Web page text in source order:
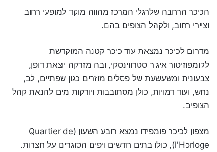
הכיכר הרחבה שלרגלי המרכז מהווה מוקד למופעי רחוב
וציירי רחוב, ולקהל הצופים בהם.
מדרום לכיכר נמצאת עוד כיכר קטנה המוקדשת
לקומפוזיטור איגור סטרווינסקי, ובה מזרקה יוצאת דופן,
צבעונית ומשעשעת של פסלים מוזרים כגון שפתיים, לב,
נחש, ועוד דמויות, כולן מסתובבות ויורקות מים להנאת קהל
הצופים.
מצפון לכיכר פומפידו נמצא רובע השעון (Quartier de
l'Horloge), כולו בתים חדשים ויפים הסוגרים על חצרות.